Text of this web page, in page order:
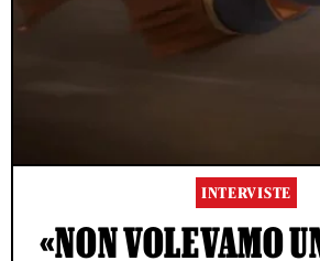
INTERVISTE
«NON VOLEVAMO